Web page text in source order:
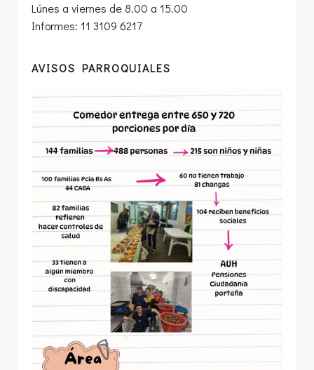
Lúnes a viernes de 8.00 a 15.00
Informes: 11 3109 6217
AVISOS PARROQUIALES